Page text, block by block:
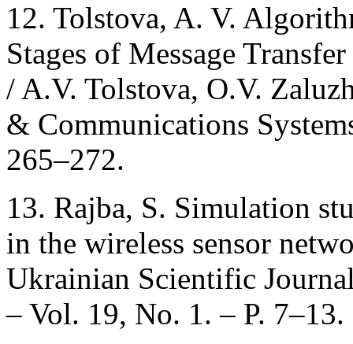
12. Tolstova, A. V.
Stages of Message
/ A.V. Tolstova, O.V.
& Communications
265–272.
13. Rajba, S. Simulation
in the wireless sensor
Ukrainian Scientific
– Vol. 19, No. 1. – P. 7–13.